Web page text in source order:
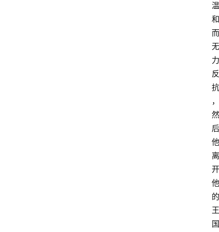
温
和
而
无
力
反
抗
，
然
后
他
离
开
他
的
王
国